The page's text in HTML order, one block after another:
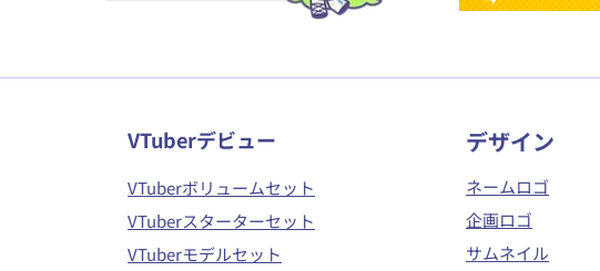
VTuberデビュー
VTuberボリュームセット
VTuberスターターセット
VTuberモデルセット
​デザイン
ネームロゴ
企画ロゴ
サムネイル